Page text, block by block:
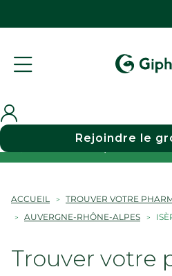
Choisir une pharmacie
Rejoindre le
ACCUEIL
TROUVER VOTRE
AUVERGNE-RHÔNE-ALPES
Trouver votre